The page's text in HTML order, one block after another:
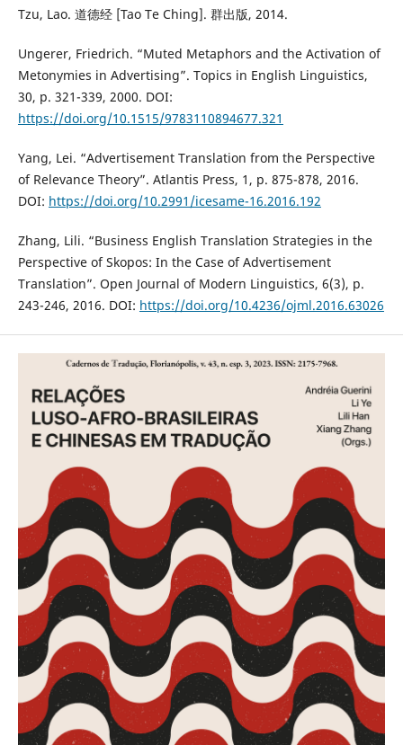
Tzu, Lao. 道德经 [Tao Te Ching]. 群出版, 2014.
Ungerer, Friedrich. “Muted Metaphors and the Activation of
Metonymies in Advertising”. Topics in English Linguistics,
30, p. 321-339, 2000. DOI:
https://doi.org/10.1515/9783110894677.321
Yang, Lei. “Advertisement Translation from the Perspective
of Relevance Theory”. Atlantis Press, 1, p. 875-878, 2016.
DOI: https://doi.org/10.2991/icesame-16.2016.192
Zhang, Lili. “Business English Translation Strategies in the
Perspective of Skopos: In the Case of Advertisement
Translation”. Open Journal of Modern Linguistics, 6(3), p.
243-246, 2016. DOI: https://doi.org/10.4236/ojml.2016.63026